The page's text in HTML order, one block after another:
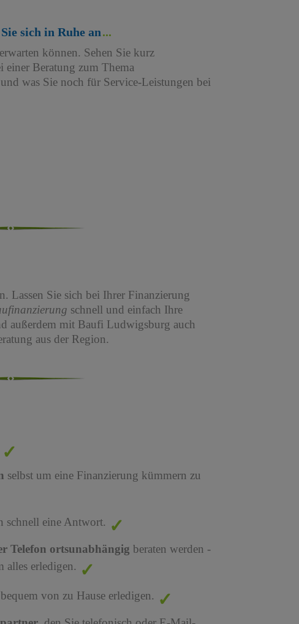
sich in Ruhe an
können. Sehen Sie kurz
einer Beratung zum Thema
was Sie noch für Service-Leistungen bei
Lassen Sie sich bei Ihrer Finanzierung
schnell und einfach Ihre
außerdem mit Baufi Ludwigsburg auch
aus der Region.
selbst um eine Finanzierung kümmern zu
schnell eine Antwort.
Telefon ortsunabhängig beraten werden -
alles erledigen.
von zu Hause erledigen.